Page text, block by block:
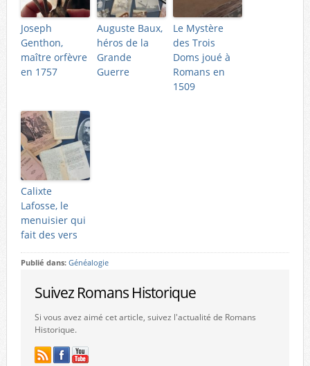
Joseph
Genthon,
maître orfèvre
en 1757
Auguste Baux,
héros de la
Grande
Guerre
Le Mystère
des Trois
Doms joué à
Romans en
1509
Calixte
Lafosse, le
menuisier qui
fait des vers
Publié dans: Généalogie
Suivez Romans Historique
Si vous avez aimé cet article, suivez l'actualité de Romans
Historique.